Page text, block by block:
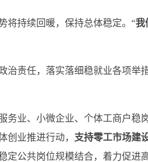
持续回暖，保持总体稳定。“我
责任，落实落细稳就业各项举
业、小微企业、个体工商户稳
创业推进行动， 支持零工市场建
定公共岗位规模结合，着力促进